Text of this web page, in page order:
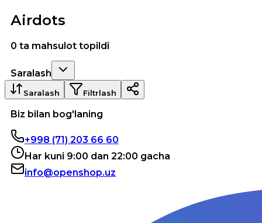
Аirdots
0 ta mahsulot topildi
Saralash
Saralash Filtrlash
Biz bilan bog'laning
+998 (71) 203 66 60
Har kuni 9:00 dan 22:00 gacha
info@openshop.uz